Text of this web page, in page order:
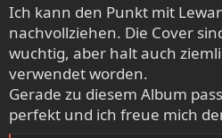
Ich kann den Punkt mit
nachvollziehen. Die Cover
wuchtig, aber halt auch
verwendet worden.
Gerade zu diesem Album
perfekt und ich freue mich